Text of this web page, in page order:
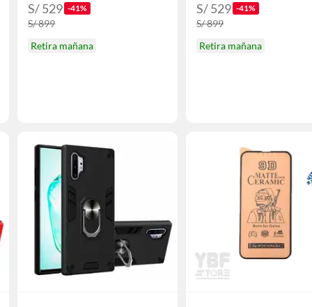
S/ 529 -41%
S/ 899
Retira mañana
S/ 529 -41%
S/ 899
Retira mañana